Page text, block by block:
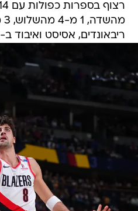
ריבאונדים, אסיסט ואיבוד ב-28 דקות.